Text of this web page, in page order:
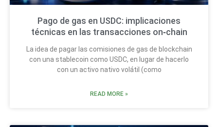
Pago de gas en USDC: implicaciones
técnicas en las transacciones on‑chain
La idea de pagar las comisiones de gas de blockchain
con una stablecoin como USDC, en lugar de hacerlo
con un activo nativo volátil (como
READ MORE »